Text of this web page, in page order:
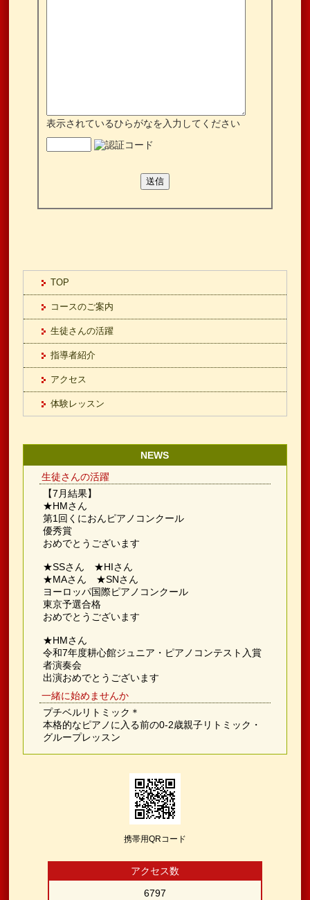
表示されているひらがなを入力してください
TOP
コースのご案内
生徒さんの活躍
指導者紹介
アクセス
体験レッスン
NEWS
生徒さんの活躍
【7月結果】
★HMさん
第1回くにおんピアノコンクール
優秀賞
おめでとうございます
★SSさん ★HIさん
★MAさん ★SNさん
ヨーロッパ国際ピアノコンクール
東京予選合格
おめでとうございます
★HMさん
令和7年度耕心館ジュニア・ピアノコンテスト入賞
者演奏会
出演おめでとうございます
一緒に始めませんか
プチベルリトミック＊
本格的なピアノに入る前の0-2歳親子リトミック・
グループレッスン
携帯用QRコード
アクセス数
6797